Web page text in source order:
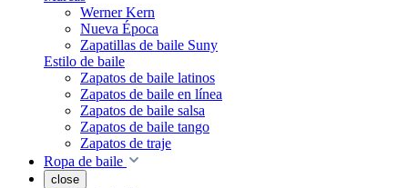
Werner Kern
Nueva Época
Zapatillas de baile Suny
Estilo de baile
Zapatos de baile latinos
Zapatos de baile en línea
Zapatos de baile salsa
Zapatos de baile tango
Zapatos de traje
Ropa de baile
close